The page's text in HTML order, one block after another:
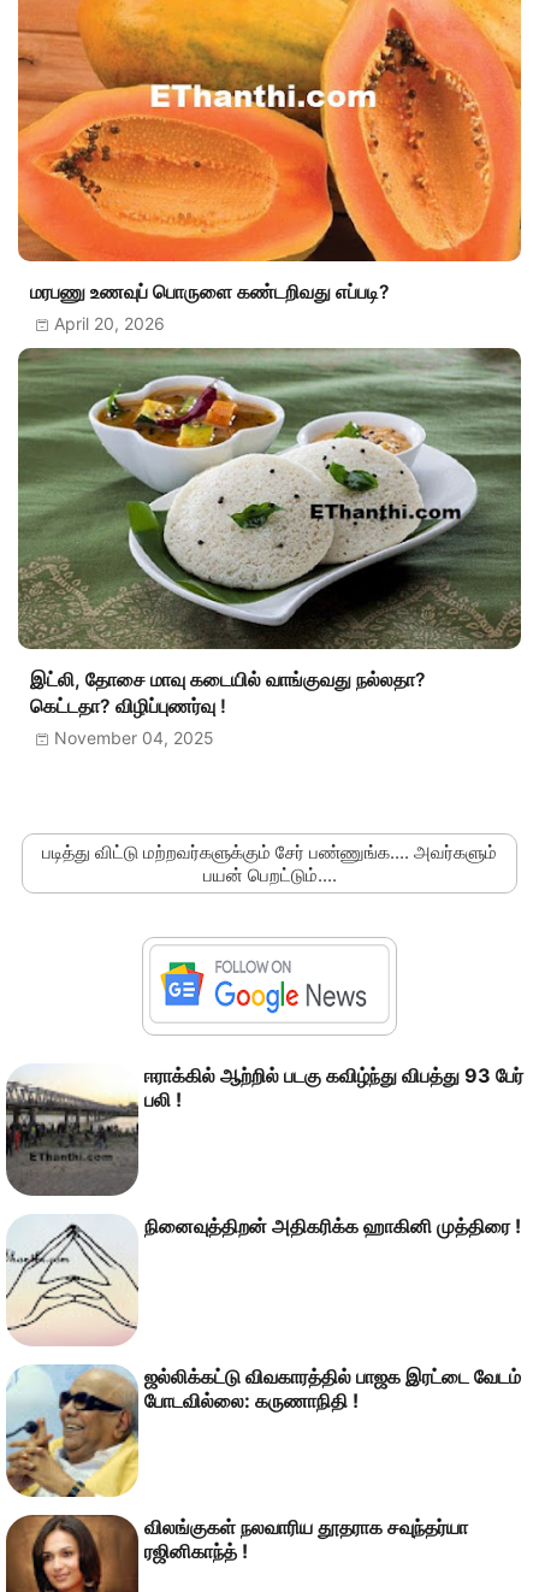
மரபணு உணவுப் பொருளை கண்டறிவது எப்படி?
April 20, 2026
இட்லி, தோசை மாவு கடையில் வாங்குவது நல்லதா?
கெட்டதா? விழிப்புணர்வு !
November 04, 2025
படித்து விட்டு மற்றவர்களுக்கும் சேர் பண்ணுங்க.... அவர்களும்
பயன் பெறட்டும்....
ஈராக்கில் ஆற்றில் படகு கவிழ்ந்து விபத்து 93 பேர்
பலி !
நினைவுத்திறன் அதிகரிக்க ஹாகினி முத்திரை !
ஜல்லிக்கட்டு விவகாரத்தில் பாஜக இரட்டை வேடம்
போடவில்லை: கருணாநிதி !
விலங்குகள் நலவாரிய தூதராக சவுந்தர்யா
ரஜினிகாந்த் !